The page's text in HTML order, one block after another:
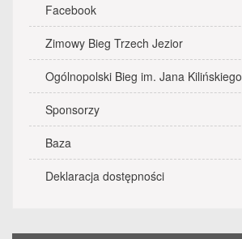
Facebook
Zimowy Bieg Trzech Jezior
Ogólnopolski Bieg im. Jana Kilińskiego
Sponsorzy
Baza
Deklaracja dostępności